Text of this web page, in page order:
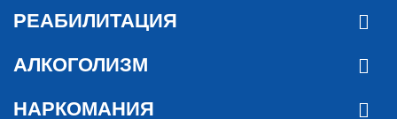
РЕАБИЛИТАЦИЯ
АЛКОГОЛИЗМ
НАРКОМАНИЯ